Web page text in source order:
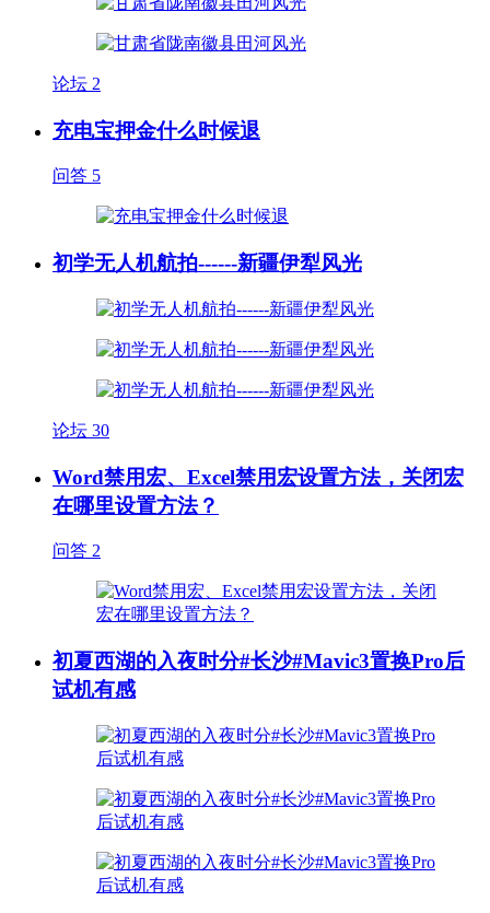
论坛 2
充电宝押金什么时候退
问答 5
初学无人机航拍------新疆伊犁风光
论坛 30
Word禁用宏、Excel禁用宏设置方法，关闭宏
在哪里设置方法？
问答 2
初夏西湖的入夜时分#长沙#Mavic3置换Pro后
试机有感